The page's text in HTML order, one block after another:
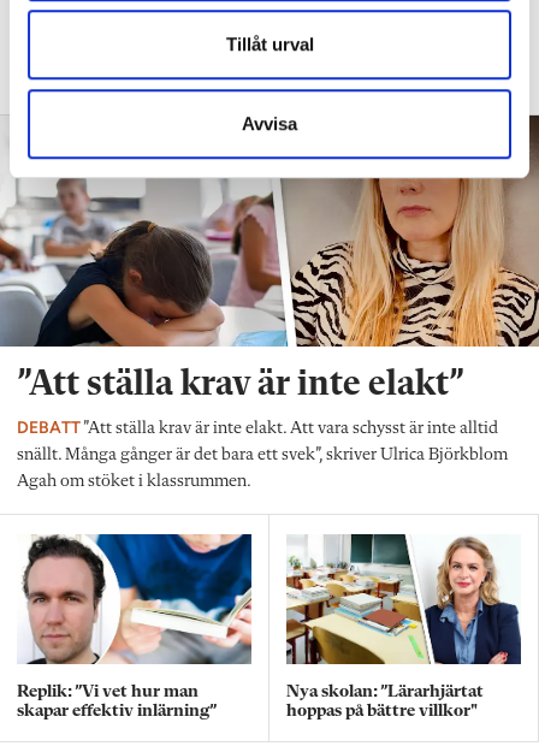
Tillåt urval
Avvisa
DEBATT”Frågan är hur skolan kan ge plats åt
fler barn från början – inte hur de ska
”Att ställa krav är inte elakt”
DEBATT”Att ställa krav är inte elakt. Att vara schysst är inte alltid
snällt. Många gånger är det bara ett svek”, skriver Ulrica Björkblom
Agah om stöket i klassrummen.
Replik: ”Vi vet hur man
skapar effektiv inlärning”
Nya skolan: ”Lärarhjärtat
hoppas på bättre villkor"